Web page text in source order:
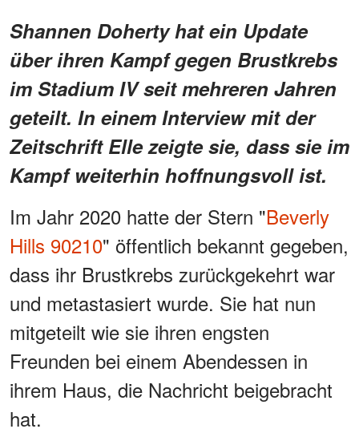
Shannen Doherty hat ein Update
über ihren Kampf gegen Brustkrebs
im Stadium IV seit mehreren Jahren
geteilt. In einem Interview mit der
Zeitschrift Elle zeigte sie, dass sie im
Kampf weiterhin hoffnungsvoll ist.
Im Jahr 2020 hatte der Stern "Beverly
Hills 90210" öffentlich bekannt gegeben,
dass ihr Brustkrebs zurückgekehrt war
und metastasiert wurde. Sie hat nun
mitgeteilt wie sie ihren engsten
Freunden bei einem Abendessen in
ihrem Haus, die Nachricht beigebracht
hat.